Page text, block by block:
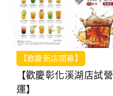
【歡慶新店開幕】
【歡慶彰化溪湖店試營
運】